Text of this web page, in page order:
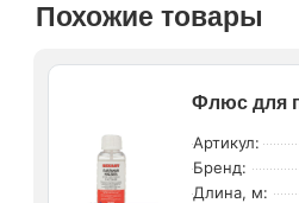
Похожие товары
Флюс для
Артикул:
Бренд:
Длина, м: